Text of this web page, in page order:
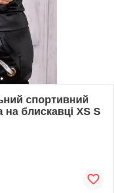
спортивний
блискавці XS S